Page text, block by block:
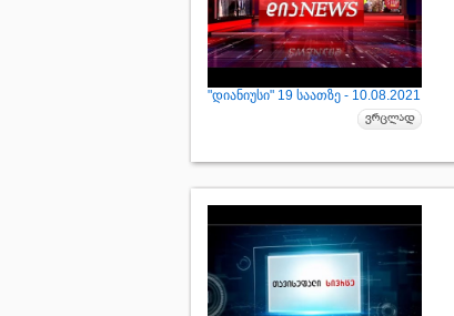
"დიანიუსი" 19 საათზე - 10.08.2021